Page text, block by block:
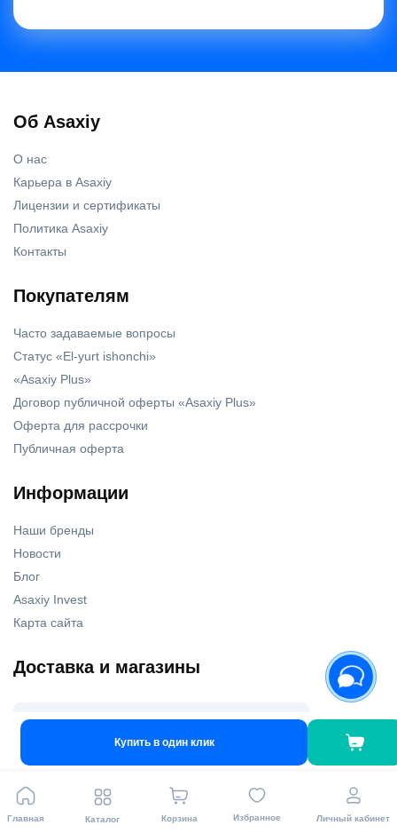
Главная Каталог Корзина Избранное Личный кабинет
Купить в один клик
Об Asaxiy
О нас
Карьера в Asaxiy
Лицензии и сертификаты
Политика Asaxiy
Контакты
Покупателям
Часто задаваемые вопросы
Статус «El-yurt ishonchi»
«Asaxiy Plus»
Договор публичной оферты «Asaxiy Plus»
Оферта для рассрочки
Публичная оферта
Информации
Наши бренды
Новости
Блог
Asaxiy Invest
Карта сайта
Доставка и магазины
Пункты выдачи